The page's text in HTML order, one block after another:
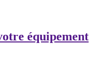
équipement